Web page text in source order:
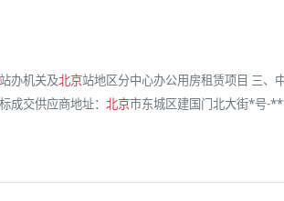
站办机关及北京站地区分中心办公用房租赁项目 三、
成交供应商地址： 北京市东城区建国门北大街*号-